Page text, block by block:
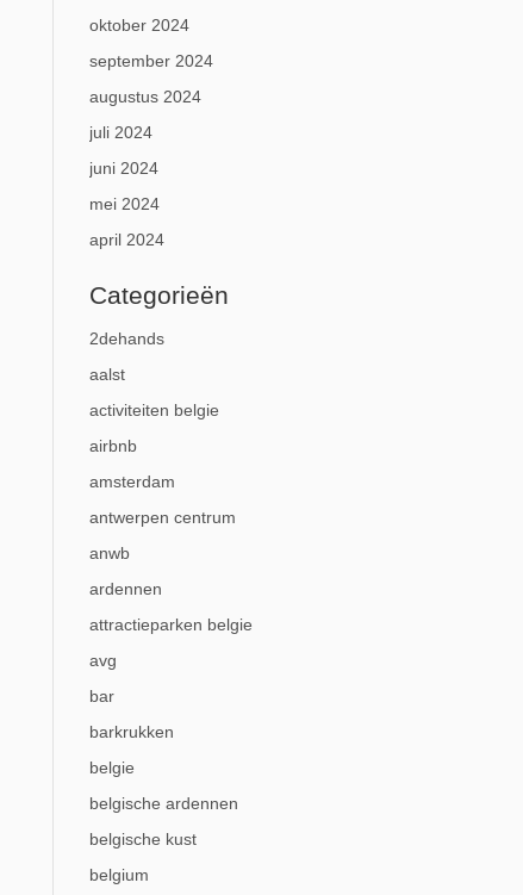
oktober 2024
september 2024
augustus 2024
juli 2024
juni 2024
mei 2024
april 2024
Categorieën
2dehands
aalst
activiteiten belgie
airbnb
amsterdam
antwerpen centrum
anwb
ardennen
attractieparken belgie
avg
bar
barkrukken
belgie
belgische ardennen
belgische kust
belgium